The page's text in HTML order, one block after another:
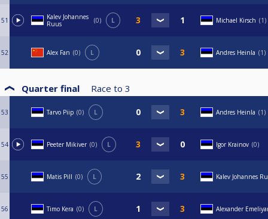
51
Kalev Johannes
Ruus
0 L Michael Kirsch 1
52 Alex Fan 0 L Andres Heinla 1
Quarter final Race to 3
53 Tarvo Piip 0 L Andres Heinla 1
54 Peeter Mikiver 0 L Igor Krainov 0
55 Matis Pill 0 L Kalev Johannes
56 Timo Kera 0 L Alexander